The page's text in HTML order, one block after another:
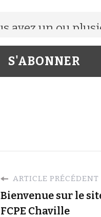
ARTICLE PRÉCÉDENT
Bienvenue sur le
FCPE Chaville